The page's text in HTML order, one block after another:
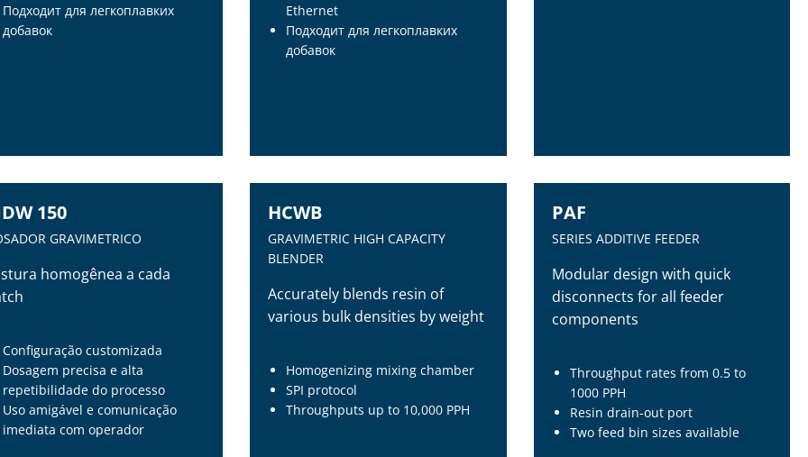
LG - LGR
Подходит для легкоплавких
добавок
LYBRA LV - LVR
Ethernet
Подходит для легкоплавких
добавок
150
GRAVIMETRICO
homogênea a cada
Configuração customizada
Dosagem precisa e alta
repetibilidade do processo
Uso amigável e comunicação
imediata com operador
HCWB
GRAVIMETRIC HIGH CAPACITY
BLENDER
Accurately blends resin of
various bulk densities by weight
Homogenizing mixing chamber
SPI protocol
Throughputs up to 10,000 PPH
PAF
SERIES ADDITIVE FEEDER
Modular design with quick
disconnects for all feeder
components
Throughput rates from 0.5 to
1000 PPH
Resin drain-out port
Two feed bin sizes available